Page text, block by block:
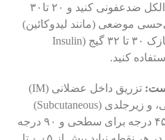
حاصل شود. ابتدا، پوست را با الکل ضدعفونی کنید و ۲۰ تا۳۰
موضعی (مانند لیدوکائین)
استفاده نمایید. از سوزن‌های نازک ۳۰ تا ۳۲ گیج (Insulin
است:
تزریق داخل عضلانی (IM)
برای نواحی عمیق مانند پیشانی، و زیرجلدی (Subcutaneous)
برای دور چشم. زاویه سوزن ۴۵ درجه برای سطحی و ۹۰ درجه